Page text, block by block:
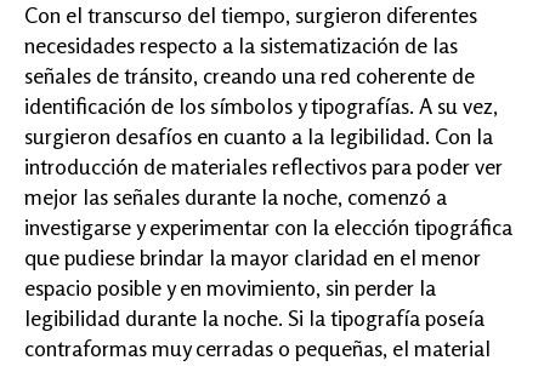
Con el transcurso del tiempo, surgieron diferentes
necesidades respecto a la sistematización de las
señales de tránsito, creando una red coherente de
identificación de los símbolos y tipografías. A su vez,
surgieron desafíos en cuanto a la legibilidad. Con la
introducción de materiales reflectivos para poder ver
mejor las señales durante la noche, comenzó a
investigarse y experimentar con la elección tipográfica
que pudiese brindar la mayor claridad en el menor
espacio posible y en movimiento, sin perder la
legibilidad durante la noche. Si la tipografía poseía
contraformas muy cerradas o pequeñas, el material